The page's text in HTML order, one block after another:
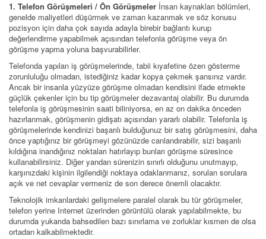
1. Telefon Görüşmeleri / Ön Görüşmeler İnsan kaynakları bölümleri,
genelde maliyetleri düşürmek ve zaman kazanmak ve söz konusu
pozisyon için daha çok sayıda adayla birebir bağlantı kurup
değerlendirme yapabilmek açısından telefonla görüşme veya ön
görüşme yapma yoluna başvurabilirler.
Telefonda yapılan iş görüşmelerinde, tabii kıyafetine özen gösterme
zorunluluğu olmadan, istediğiniz kadar kopya çekmek şansınız vardır.
Ancak bir insanla yüzyüze görüşme olmadan kendisini ifade etmekte
güçlük çekenler için bu tip görüşmeler dezavantaj olabilir. Bu durumda
telefonla iş görüşmesinin saati biliniyorsa, en az on dakika önceden
hazırlanmak, görüşmenin gidişatı açısından yararlı olabilir. Telefonla iş
görüşmelerinde kendinizi başarılı bulduğunuz bir satış görüşmesini, daha
önce yaptığınız bir görüşmeyi gözünüzde canlandırabilir, sizi başarılı
kıldığına inandığınız noktaları hatırlayıp bunları görüşme süresince
kullanabilirsiniz. Diğer yandan sürenizin sınırlı olduğunu unutmayıp,
karşınızdaki kişinin ilgilendiği noktaya odaklanmanız, sorulan sorulara
açık ve net cevaplar vermeniz de son derece önemli olacaktır.
Teknolojik imkanlardaki gelişmelere paralel olarak bu tür görüşmeler,
telefon yerine Internet üzerinden görüntülü olarak yapılabilmekte, bu
durumda yukarıda bahsedilen bazı sınırlama ve zorluklar kısmen de olsa
ortadan kalkabilmektedir.